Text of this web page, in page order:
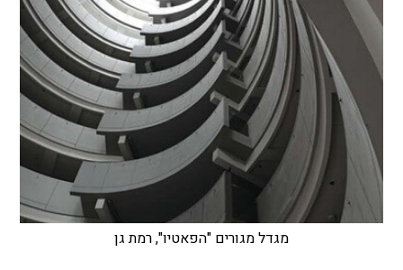
מגדל מגורים "הפאטיו", רמת גן